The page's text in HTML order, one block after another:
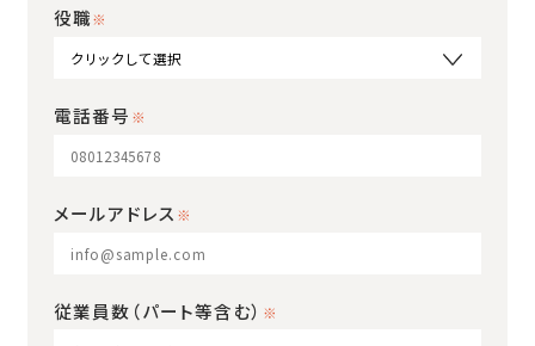
役職
電話番号
メールアドレス
従業員数（パート等含む）